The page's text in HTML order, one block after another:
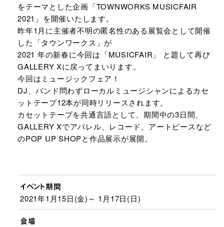
をテーマとした企画「TOWNWORKS MUSICFAIR
2021」を開催いたします。
昨年1月に主催者不明の匿名性のある展覧会として開催
した「タウンワークス」が
2021 年の新春に今回は「MUSICFAIR」 と題して再び
GALLERY Xに戻ってまいります。
今回はミュージックフェア！
DJ、バンド問わずローカルミュージシャンによるカセ
ットテープ12本が同時リリースされます。
カセットテープを共通言語として、期間中の3日間、
GALLERY Xでアパレル、レコード、アートピースなど
のPOP UP SHOPと作品展示が展開。
イベント期間
2021年1月15日(金)～ 1月17日(日)
会場